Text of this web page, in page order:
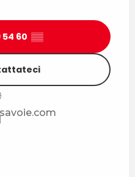
54 60 ▒▒